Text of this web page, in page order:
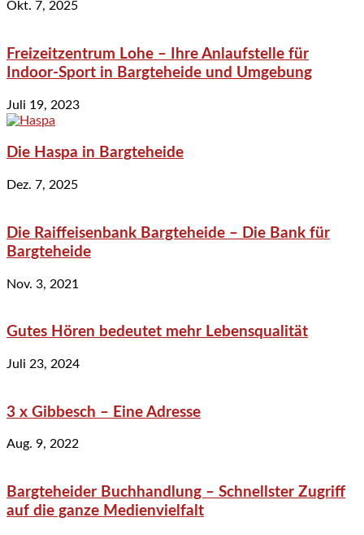
Okt. 7, 2025
Freizeitzentrum Lohe – Ihre Anlaufstelle für
Indoor-Sport in Bargteheide und Umgebung
Juli 19, 2023
Die Haspa in Bargteheide
Dez. 7, 2025
Die Raiffeisenbank Bargteheide – Die Bank für
Bargteheide
Nov. 3, 2021
Gutes Hören bedeutet mehr Lebensqualität
Juli 23, 2024
3 x Gibbesch – Eine Adresse
Aug. 9, 2022
Bargteheider Buchhandlung – Schnellster Zugriff
auf die ganze Medienvielfalt